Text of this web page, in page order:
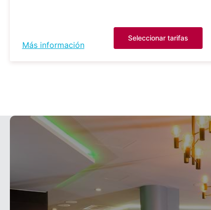
Más información
Seleccionar tarifas